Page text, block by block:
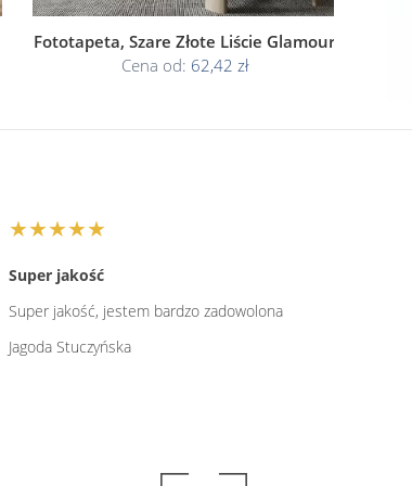
Fototapeta, Szare Złote Liście Glamour
Cena od: 62,42 zł
★★★★★
Super jakość
Super jakość, jestem bardzo zadowolona
Jagoda Stuczyńska